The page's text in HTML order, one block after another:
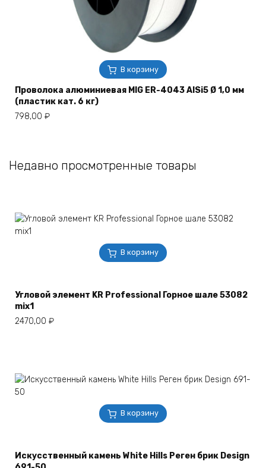
В корзину
Проволока алюминиевая MIG ER-4043 AlSi5 Ø 1,0 мм
(пластик кат. 6 кг)
798,00 ₽
Недавно просмотренные товары
В корзину
Угловой элемент KR Professional Горное шале 53082
mix1
2470,00 ₽
В корзину
Искусственный камень White Hills Реген брик Design